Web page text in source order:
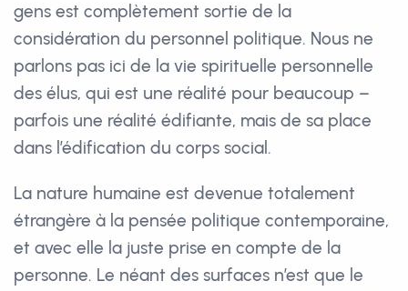
gens est complètement sortie de la
considération du personnel politique. Nous ne
parlons pas ici de la vie spirituelle personnelle
des élus, qui est une réalité pour beaucoup –
parfois une réalité édifiante, mais de sa place
dans l’édification du corps social.
La nature humaine est devenue totalement
étrangère à la pensée politique contemporaine,
et avec elle la juste prise en compte de la
personne. Le néant des surfaces n’est que le